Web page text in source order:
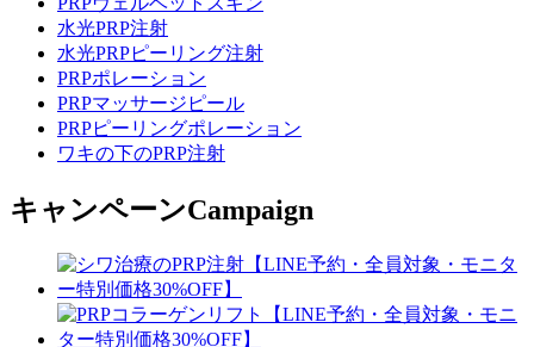
水光PRP注射
水光PRPピーリング注射
PRPポレーション
PRPマッサージピール
PRPピーリングポレーション
ワキの下のPRP注射
キャンペーンCampaign